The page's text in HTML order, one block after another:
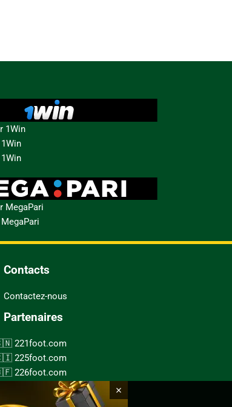
1Win
MegaPari
Contacts
Contactez-nous
Partenaires
221foot.com
225foot.com
226foot.com
228foot.com
237foot.com
×